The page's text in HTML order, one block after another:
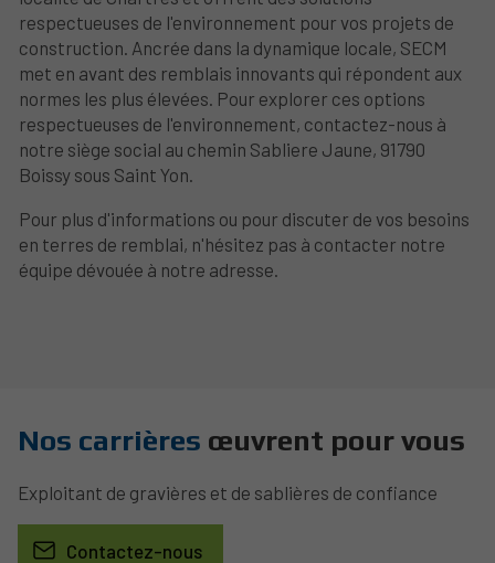
respectueuses de l'environnement pour vos projets de
construction. Ancrée dans la dynamique locale, SECM
met en avant des remblais innovants qui répondent aux
normes les plus élevées. Pour explorer ces options
respectueuses de l'environnement, contactez-nous à
notre siège social au chemin Sabliere Jaune, 91790
Boissy sous Saint Yon.
Pour plus d'informations ou pour discuter de vos besoins
en terres de remblai, n'hésitez pas à contacter notre
équipe dévouée à notre adresse.
Nos carrières œuvrent pour vous
Exploitant de gravières et de sablières de confiance
Contactez-nous